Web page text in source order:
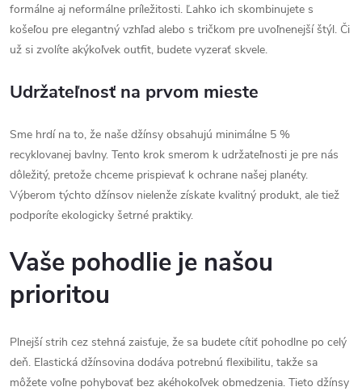
formálne aj neformálne príležitosti. Ľahko ich skombinujete s
košeľou pre elegantný vzhľad alebo s tričkom pre uvoľnenejší štýl. Či
už si zvolíte akýkoľvek outfit, budete vyzerať skvele.
Udržateľnosť na prvom mieste
Sme hrdí na to, že naše džínsy obsahujú minimálne 5 %
recyklovanej bavlny. Tento krok smerom k udržateľnosti je pre nás
dôležitý, pretože chceme prispievať k ochrane našej planéty.
Výberom týchto džínsov nielenže získate kvalitný produkt, ale tiež
podporíte ekologicky šetrné praktiky.
Vaše pohodlie je našou
prioritou
Plnejší strih cez stehná zaisťuje, že sa budete cítiť pohodlne po celý
deň. Elastická džínsovina dodáva potrebnú flexibilitu, takže sa
môžete voľne pohybovať bez akéhokoľvek obmedzenia. Tieto džínsy